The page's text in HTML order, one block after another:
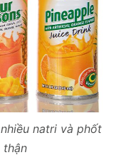
natri và phốt
thận